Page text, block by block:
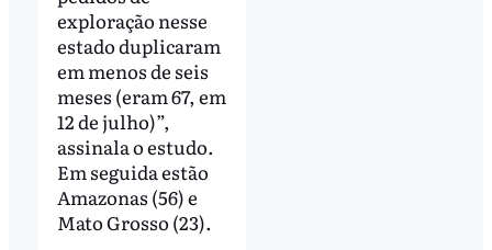
exploração nesse
estado duplicaram
em menos de seis
meses (eram 67, em
12 de julho)”,
assinala o estudo.
Em seguida estão
Amazonas (56) e
Mato Grosso (23).